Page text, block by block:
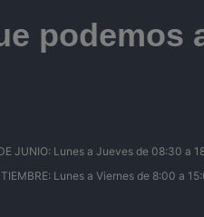
podemos
JUNIO: Lunes a Jueves de 08:30 a
Lunes a Viernes de 8:00 a